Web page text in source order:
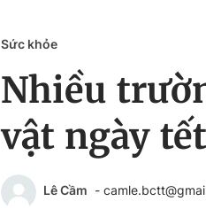
Sức khỏe
Nhiều
vật ngày tết
Lê Cầm -